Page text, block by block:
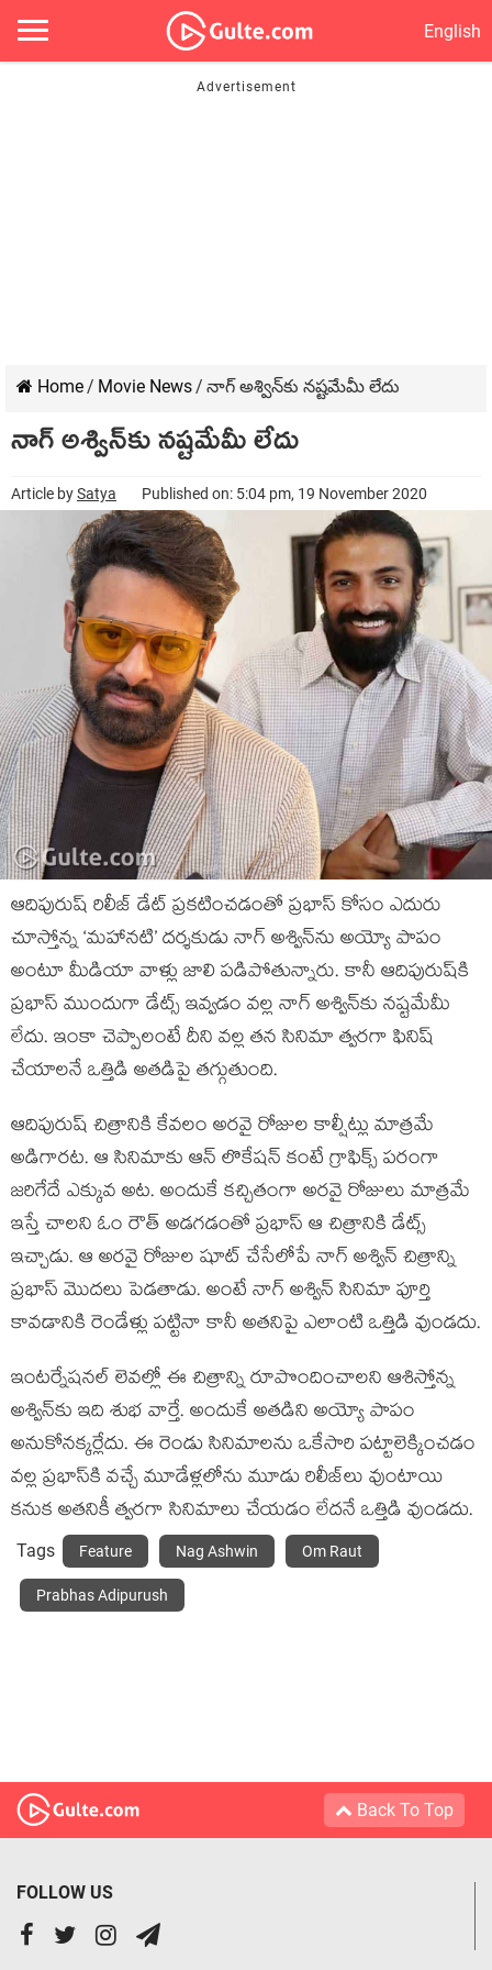
English
Home/ Movie News/ నాగ్‍ అశ్విన్‍కు నష్టమేమీ లేదు
నాగ్‍ అశ్విన్‍కు నష్టమేమీ లేదు
Article bySatya Published on: 5:04 pm, 19 November 2020
ఆదిపురుష్‍ రిలీజ్‍ డేట్‍ ప్రకటించడంతో ప్రభాస్‍ కోసం ఎదురు
చూస్తోన్న ‘మహానటి’ దర్శకుడు నాగ్‍ అశ్విన్‍ను అయ్యో పాపం
అంటూ మీడియా వాళ్లు జాలి పడిపోతున్నారు. కానీ ఆదిపురుష్‍కి
ప్రభాస్‍ ముందుగా డేట్స్ ఇవ్వడం వల్ల నాగ్‍ అశ్విన్‍కు నష్టమేమీ
లేదు. ఇంకా చెప్పాలంటే దీని వల్ల తన సినిమా త్వరగా ఫినిష్‍
చేయాలనే ఒత్తిడి అతడిపై తగ్గుతుంది.
ఆదిపురుష్‍ చిత్రానికి కేవలం అరవై రోజుల కాల్షీట్లు మాత్రమే
అడిగారట. ఆ సినిమాకు ఆన్‍ లొకేషన్‍ కంటే గ్రాఫిక్స్ పరంగా
జరిగేదే ఎక్కువ అట. అందుకే కచ్చితంగా అరవై రోజులు మాత్రమే
ఇస్తే చాలని ఓం రౌత్‍ అడగడంతో ప్రభాస్‍ ఆ చిత్రానికి డేట్స్
ఇచ్చాడు. ఆ అరవై రోజుల షూట్‍ చేసేలోపే నాగ్‍ అశ్విన్‍ చిత్రాన్ని
ప్రభాస్‍ మొదలు పెడతాడు. అంటే నాగ్‍ అశ్విన్‍ సినిమా పూర్తి
కావడానికి రెండేళ్లు పట్టినా కానీ అతనిపై ఎలాంటి ఒత్తిడి వుండదు.
ఇంటర్నేషనల్‍ లెవల్లో ఈ చిత్రాన్ని రూపొందించాలని ఆశిస్తోన్న
అశ్విన్‍కు ఇది శుభ వార్తే. అందుకే అతడిని అయ్యో పాపం
అనుకోనక్కర్లేదు. ఈ రెండు సినిమాలను ఒకేసారి పట్టాలెక్కించడం
వల్ల ప్రభాస్‍కి వచ్చే మూడేళ్లలోను మూడు రిలీజ్‍లు వుంటాయి
కనుక అతనికీ త్వరగా సినిమాలు చేయడం లేదనే ఒత్తిడి వుండదు.
Tags Feature Nag Ashwin Om Raut
Prabhas Adipurush
Back To Top
FOLLOW US